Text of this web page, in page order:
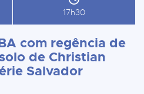
17h30
com regência de
de Christian
Salvador